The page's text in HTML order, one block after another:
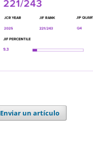
Enviar un artículo